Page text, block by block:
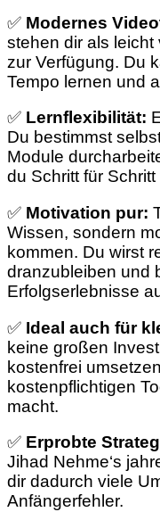
✅ Modernes
stehen dir als
zur Verfügung. Du
Tempo lernen und
✅ Lernflexibilität:
Du bestimmst
Module
du Schritt für
✅ Motivation pur:
Wissen, sondern
kommen. Du wirst
dranzubleiben und
Erfolgserlebnisse
✅ Ideal auch für
keine großen
kostenfrei
kostenpflichtigen
macht.
✅ Erprobte
Jihad Nehme‘s
dir dadurch viele
Anfängerfehler.